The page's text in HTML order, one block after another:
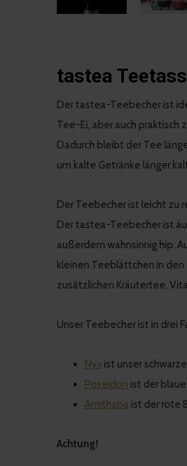
tastea
Der tastea-Teebecher ist
Tee-Ei, aber auch
Dadurch bleibt der Tee
um kalte Getränke länger
Der Teebecher ist leicht zu
Der tastea-Teebecher ist
außerdem wahnsinnig hip.
kleinen Teeblättchen in
zusätzlichen Kräutertee,
Unser Teebecher ist in drei
Nyx ist unser
Poseidon ist der
Amithaba ist der rote
Achtung!